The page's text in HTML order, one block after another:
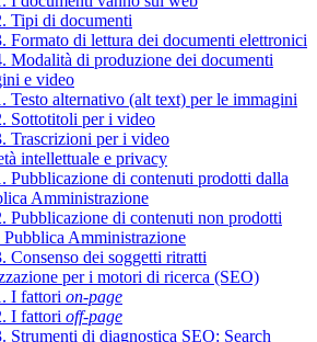
Tipi di documenti
Formato di lettura dei documenti elettronici
Modalità di produzione dei documenti
e video
Testo alternativo (alt text) per le immagini
Sottotitoli per i video
Trascrizioni per i video
intellettuale e privacy
Pubblicazione di contenuti prodotti dalla
Amministrazione
Pubblicazione di contenuti non prodotti
Pubblica Amministrazione
Consenso dei soggetti ritratti
per i motori di ricerca (SEO)
I fattori on-page
I fattori off-page
Strumenti di diagnostica SEO: Search